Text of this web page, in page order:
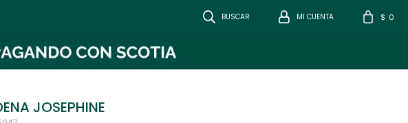
$ 0
JOSEPHINE